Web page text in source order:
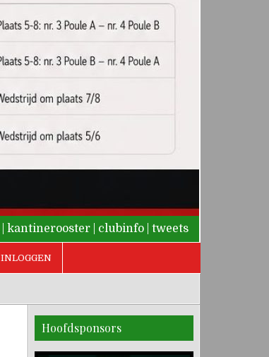
kantinerooster clubinfo tweets
INLOGGEN
Hoofdsponsors